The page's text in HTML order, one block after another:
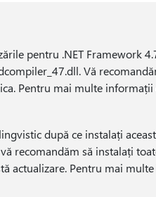
pentru .NET Framework
Vă
Pentru mai multe
după ce instalați
recomandăm să instalați
actualizare. Pentru mai